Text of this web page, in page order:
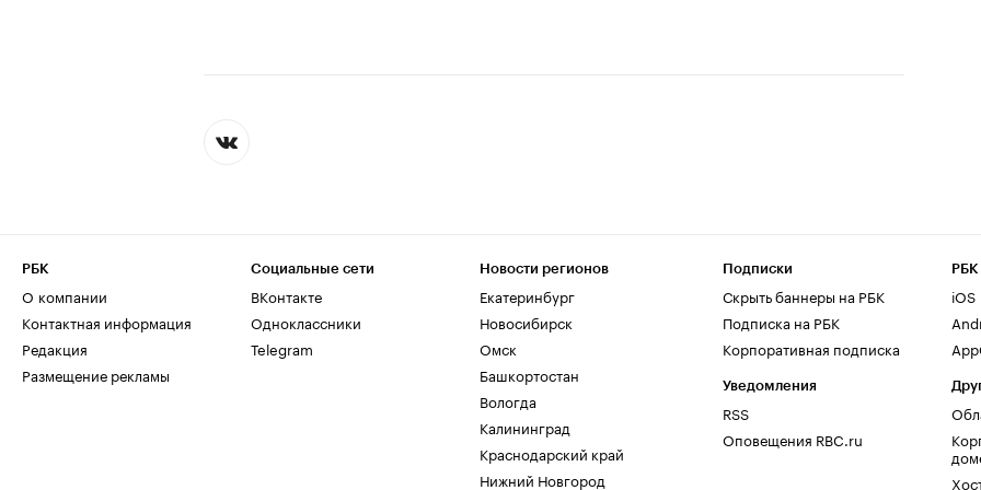
РБК
О компании
Контактная информация
Редакция
Размещение рекламы
Социальные сети
ВКонтакте
Одноклассники
Telegram
Новости регионов
Екатеринбург
Новосибирск
Омск
Башкортостан
Вологда
Калининград
Краснодарский край
Нижний Новгород
Подписки
Скрыть баннеры на РБК
Подписка на РБК
Корпоративная подписка
Уведомления
RSS
Оповещения RBC.ru
РБК
iOS